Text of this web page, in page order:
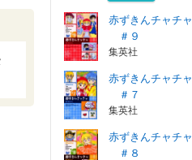
赤ずきんチャチャ
＃９
集英社
赤ずきんチャチャ
＃７
集英社
赤ずきんチャチャ
＃８